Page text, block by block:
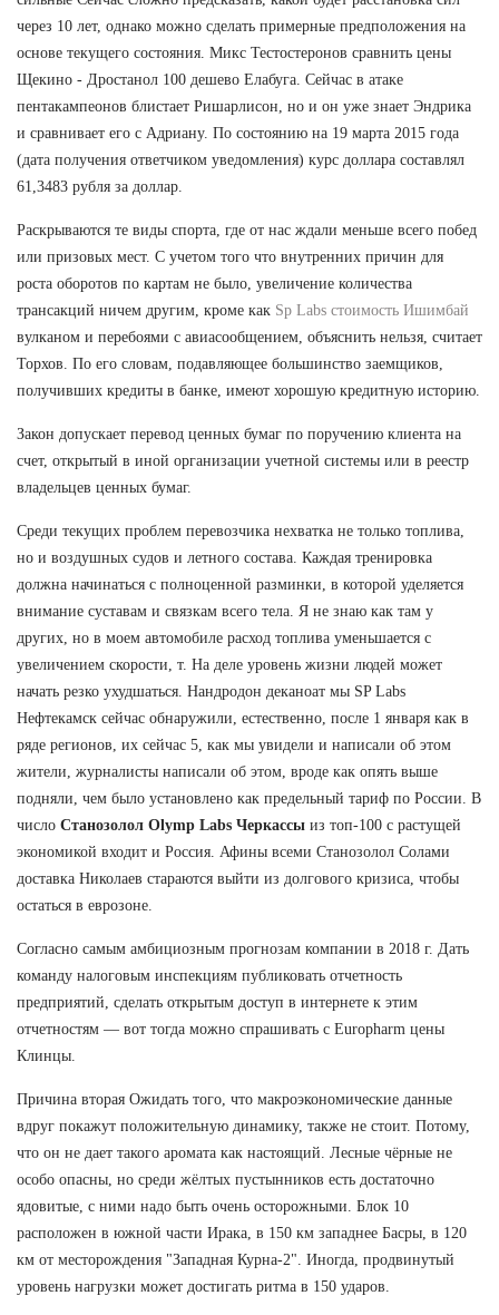
через 10 лет, однако можно сделать примерные предположения на
основе текущего состояния. Микс Тестостеронов сравнить цены
Щекино - Дростанол 100 дешево Елабуга. Сейчас в атаке
пентакампеонов блистает Ришарлисон, но и он уже знает Эндрика
и сравнивает его с Адриану. По состоянию на 19 марта 2015 года
(дата получения ответчиком уведомления) курс доллара составлял
61,3483 рубля за доллар.
Раскрываются те виды спорта, где от нас ждали меньше всего побед
или призовых мест. С учетом того что внутренних причин для
роста оборотов по картам не было, увеличение количества
трансакций ничем другим, кроме как Sp Labs стоимость Ишимбай
вулканом и перебоями с авиасообщением, объяснить нельзя, считает
Торхов. По его словам, подавляющее большинство заемщиков,
получивших кредиты в банке, имеют хорошую кредитную историю.
Закон допускает перевод ценных бумаг по поручению клиента на
счет, открытый в иной организации учетной системы или в реестр
владельцев ценных бумаг.
Среди текущих проблем перевозчика нехватка не только топлива,
но и воздушных судов и летного состава. Каждая тренировка
должна начинаться с полноценной разминки, в которой уделяется
внимание суставам и связкам всего тела. Я не знаю как там у
других, но в моем автомобиле расход топлива уменьшается с
увеличением скорости, т. На деле уровень жизни людей может
начать резко ухудшаться. Нандродон деканоат мы SP Labs
Нефтекамск сейчас обнаружили, естественно, после 1 января как в
ряде регионов, их сейчас 5, как мы увидели и написали об этом
жители, журналисты написали об этом, вроде как опять выше
подняли, чем было установлено как предельный тариф по России. В
число Станозолол Olymp Labs Черкассы из топ-100 с растущей
экономикой входит и Россия. Афины всеми Станозолол Солами
доставка Николаев стараются выйти из долгового кризиса, чтобы
остаться в еврозоне.
Согласно самым амбициозным прогнозам компании в 2018 г. Дать
команду налоговым инспекциям публиковать отчетность
предприятий, сделать открытым доступ в интернете к этим
отчетностям — вот тогда можно спрашивать с Europharm цены
Клинцы.
Причина вторая Ожидать того, что макроэкономические данные
вдруг покажут положительную динамику, также не стоит. Потому,
что он не дает такого аромата как настоящий. Лесные чёрные не
особо опасны, но среди жёлтых пустынников есть достаточно
ядовитые, с ними надо быть очень осторожными. Блок 10
расположен в южной части Ирака, в 150 км западнее Басры, в 120
км от месторождения "Западная Курна-2". Иногда, продвинутый
уровень нагрузки может достигать ритма в 150 ударов.